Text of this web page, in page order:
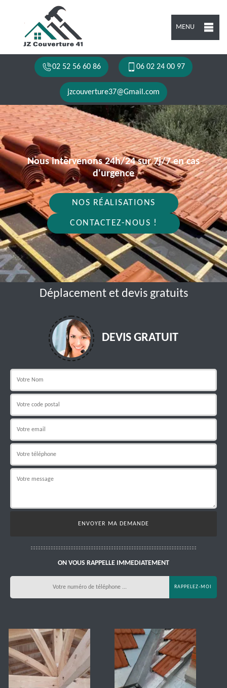
MENU
02 52 56 60 86 06 02 24 00 97
jzcouverture37@Gmail.com
Nous intervenons 24h/24 sur 7j/7 en cas
d'urgence
NOS RÉALISATIONS
CONTACTEZ-NOUS !
Déplacement et devis gratuits
DEVIS GRATUIT
ON VOUS RAPPELLE IMMEDIATEMENT